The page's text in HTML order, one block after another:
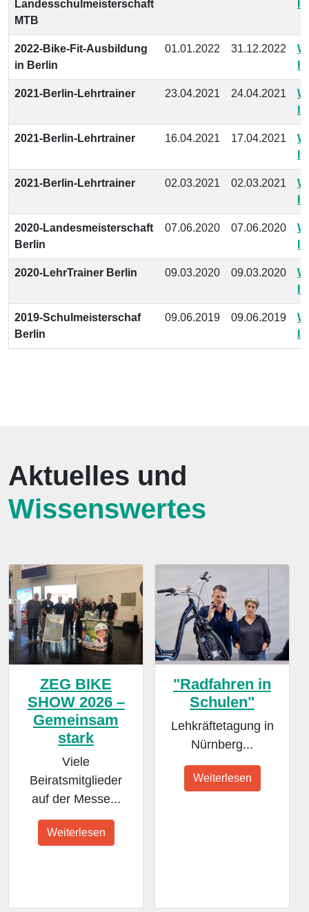
Landesschulmeisterschaft
MTB
2022-Bike-Fit-Ausbildung
in Berlin
01.01.2022 31.12.2022
2021-Berlin-Lehrtrainer 23.04.2021 24.04.2021
2021-Berlin-Lehrtrainer 16.04.2021 17.04.2021
2021-Berlin-Lehrtrainer 02.03.2021 02.03.2021
2020-Landesmeisterschaft
Berlin
07.06.2020 07.06.2020
2020-LehrTrainer Berlin 09.03.2020 09.03.2020
2019-Schulmeisterschaf
Berlin
09.06.2019 09.06.2019
Aktuelles und
Wissenswertes
ZEG BIKE
SHOW 2026 –
Gemeinsam
stark
Viele
Beiratsmitglieder
auf der Messe...
Weiterlesen
"Radfahren in
Schulen"
Lehkräftetagung in
Nürnberg...
Weiterlesen